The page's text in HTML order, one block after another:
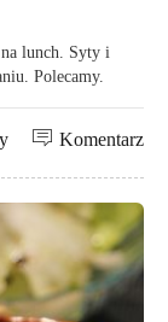
na lunch. Syty i
Polecamy.
Komentarz